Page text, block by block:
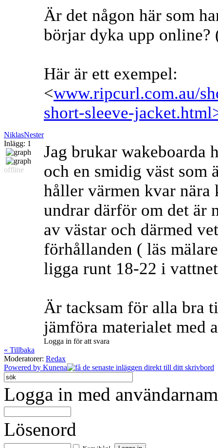
NiklasNester
Inlägg: 1
offline
Är det någon här som
börjar dyka upp
Här är ett exempel:
<www.ripcurl.com.au/
short-sleeve-
Jag brukar wakeboarda
och en smidig väst som
håller värmen kvar nära
undrar därför om det är
av västar och därmed
förhållanden ( läs
ligga runt 18-22 i
Är tacksam för alla bra
jämföra materialet med
Logga in för att svara
« Tillbaka
Moderatorer: Redax
Powered by Kunena
Logga in med
Lösenord